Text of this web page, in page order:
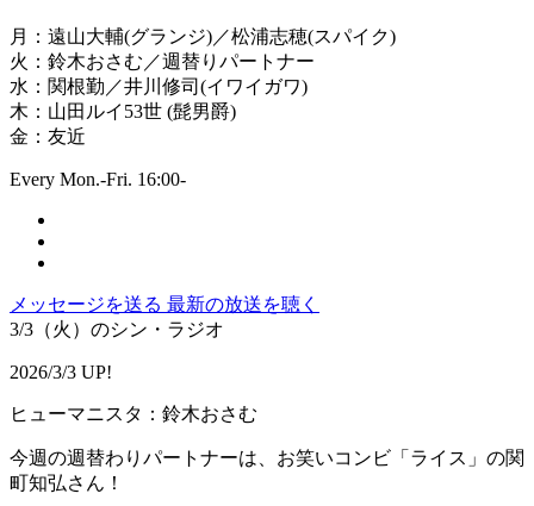
月：遠山大輔(グランジ)／松浦志穂(スパイク)
火：鈴木おさむ／週替りパートナー
水：関根勤／井川修司(イワイガワ)
木：山田ルイ53世 (髭男爵)
金：友近
Every Mon.-Fri. 16:00-
メッセージを送る 最新の放送を聴く
3/3（火）のシン・ラジオ
2026/3/3 UP!
ヒューマニスタ：鈴木おさむ
今週の週替わりパートナーは、お笑いコンビ「ライス」の関
町知弘さん！